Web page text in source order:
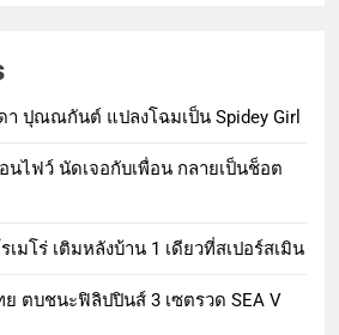
ปุณณกันต์ แปลงโฉมเป็น Spidey Girl
นไฟว์ นัดเจอกับเพื่อน กลายเป็นช็อต
เมโร่ เติมหลังบ้าน 1 เดียวที่สเปอร์สเมิน
ตบชนะฟิลิปปินส์ 3 เซตรวด SEA V